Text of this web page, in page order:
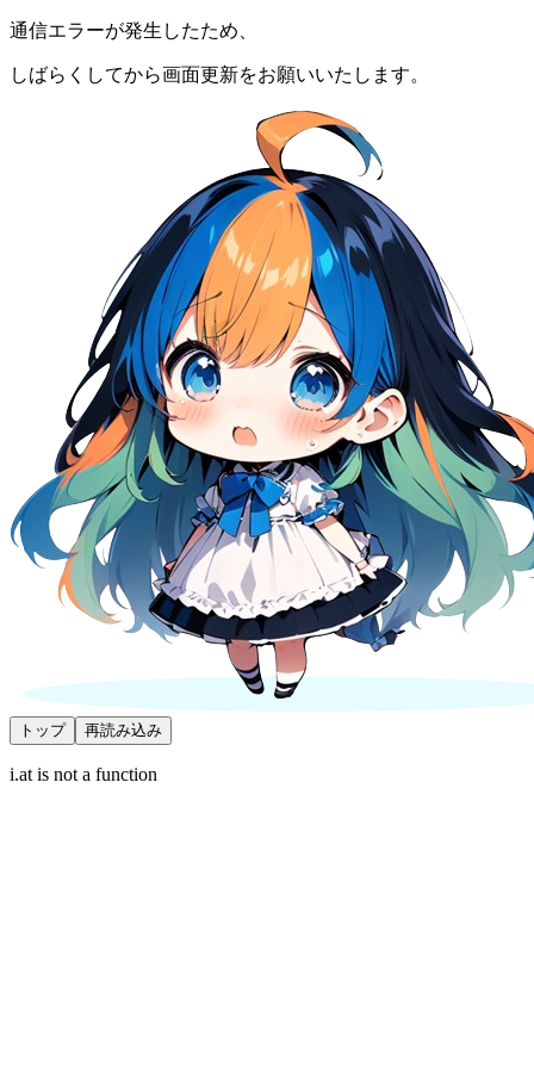
通信エラーが発生したため、
しばらくしてから画面更新をお願いいたします。
トップ 再読み込み
i.at is not a function